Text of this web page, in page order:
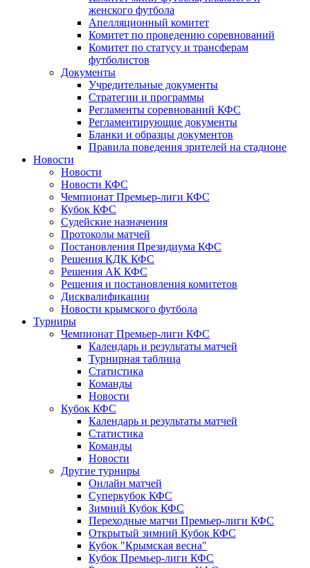
женского футбола
Апелляционный комитет
Комитет по проведению соревнований
Комитет по статусу и трансферам
футболистов
Документы
Учредительные документы
Стратегии и программы
Регламенты соревнований КФС
Регламентирующие документы
Бланки и образцы документов
Правила поведения зрителей на стадионе
Новости
Новости
Новости КФС
Чемпионат Премьер-лиги КФС
Кубок КФС
Судейские назначения
Протоколы матчей
Постановления Президиума КФС
Решения КДК КФС
Решения АК КФС
Решения и постановления комитетов
Дисквалификации
Новости крымского футбола
Турниры
Чемпионат Премьер-лиги КФС
Календарь и результаты матчей
Турнирная таблица
Статистика
Команды
Новости
Кубок КФС
Календарь и результаты матчей
Статистика
Команды
Новости
Другие турниры
Онлайн матчей
Суперкубок КФС
Зимний Кубок КФС
Переходные матчи Премьер-лиги КФС
Открытый зимний Кубок КФС
Кубок "Крымская весна"
Кубок Премьер-лиги КФС